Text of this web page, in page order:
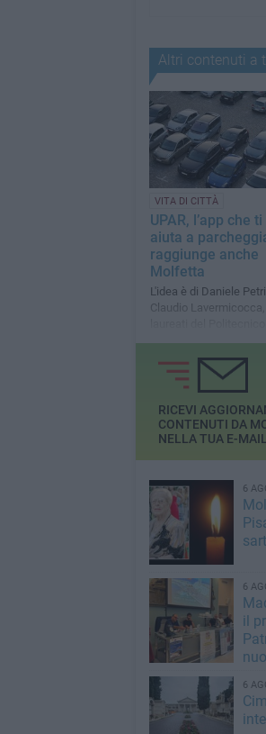
Altri contenuti a
VITA DI CITTÀ
UPAR, l’app che ti
aiuta a
raggiunge anche
Molfetta
L'idea è di Daniele
Claudio Lavermicocca,
RICEVI
CONTENUTI DA
NELLA TUA E-MAIL
6
6
il
6